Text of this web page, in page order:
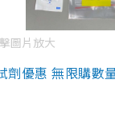
圖片放大
劑優惠 無限購數